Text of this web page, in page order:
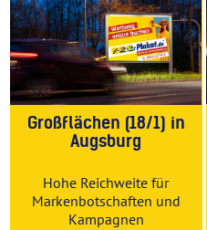
Großflächen (18/1) in
Augsburg
Hohe Reichweite für
Markenbotschaften und
Kampagnen